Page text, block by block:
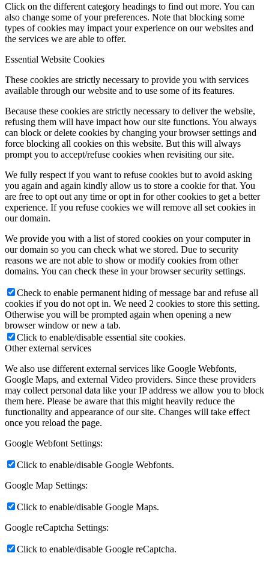
Click on the different category headings to find out more. You can
also change some of your preferences. Note that blocking some
types of cookies may impact your experience on our websites and
the services we are able to offer.
Essential Website Cookies
These cookies are strictly necessary to provide you with services
available through our website and to use some of its features.
Because these cookies are strictly necessary to deliver the website,
refusing them will have impact how our site functions. You always
can block or delete cookies by changing your browser settings and
force blocking all cookies on this website. But this will always
prompt you to accept/refuse cookies when revisiting our site.
We fully respect if you want to refuse cookies but to avoid asking
you again and again kindly allow us to store a cookie for that. You
are free to opt out any time or opt in for other cookies to get a better
experience. If you refuse cookies we will remove all set cookies in
our domain.
We provide you with a list of stored cookies on your computer in
our domain so you can check what we stored. Due to security
reasons we are not able to show or modify cookies from other
domains. You can check these in your browser security settings.
Check to enable permanent hiding of message bar and refuse all
cookies if you do not opt in. We need 2 cookies to store this setting.
Otherwise you will be prompted again when opening a new
browser window or new a tab.
Click to enable/disable essential site cookies.
Other external services
We also use different external services like Google Webfonts,
Google Maps, and external Video providers. Since these providers
may collect personal data like your IP address we allow you to block
them here. Please be aware that this might heavily reduce the
functionality and appearance of our site. Changes will take effect
once you reload the page.
Google Webfont Settings:
Click to enable/disable Google Webfonts.
Google Map Settings:
Click to enable/disable Google Maps.
Google reCaptcha Settings:
Click to enable/disable Google reCaptcha.